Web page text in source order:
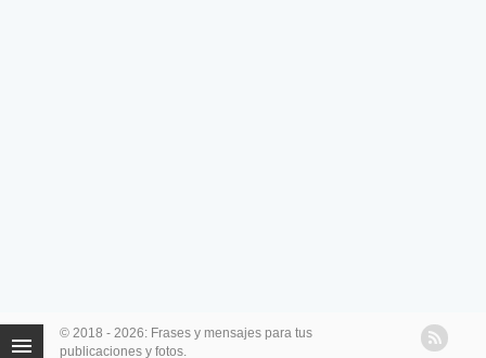
© 2018 - 2026: Frases y mensajes para tus
publicaciones y fotos.